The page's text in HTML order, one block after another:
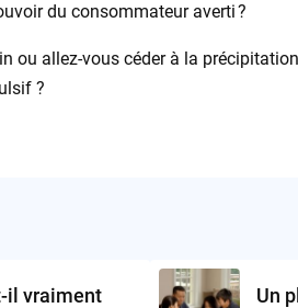
du consommateur averti ?
ou allez-vous céder à la
?
il vraiment
Un